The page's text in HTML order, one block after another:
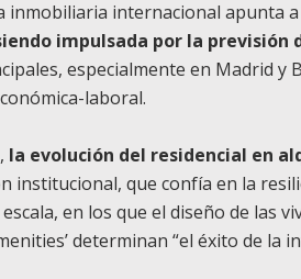
inmobiliaria internacional apunta a
impulsada por la
especialmente en Madrid
laboral.
la evolución del residencial en
institucional, que confía en la
en los que el diseño de las
determinan “el éxito de la